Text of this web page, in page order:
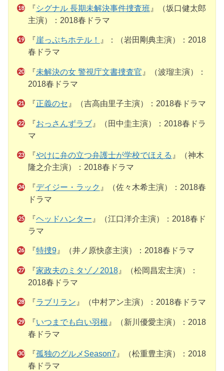
『シグナル 長期未解決事件捜査班 』（坂口健太郎
主演）：2018春ドラマ
『崖っぷちホテル！
』：（岩田剛典主演）：2018
春ドラマ
『未解決の女 警視庁文書捜査官 』（波瑠主演）：
2018春ドラマ
『正義のセ 』（吉高由里子主演）：2018春ドラマ
『おっさんずラブ』（田中圭主演）：2018春ドラ
マ
『やけに弁の立つ弁護士が学校でほえる 』（神木
隆之介主演）：2018春ドラマ
『デイジー・ラック 』（佐々木希主演）：2018春
ドラマ
『ヘッドハンター 』（江口洋介主演）：2018春ド
ラマ
『 特捜9』（井ノ原快彦主演）：2018春ドラマ
『家政夫のミタゾノ2018』（松岡昌宏主演）：
2018春ドラマ
『ラブリラン』（中村アン主演）：2018春ドラマ
『いつまでも白い羽根 』（新川優愛主演）：2018
春ドラマ
『孤独のグルメSeason7』（松重豊主演）：2018
春ドラマ